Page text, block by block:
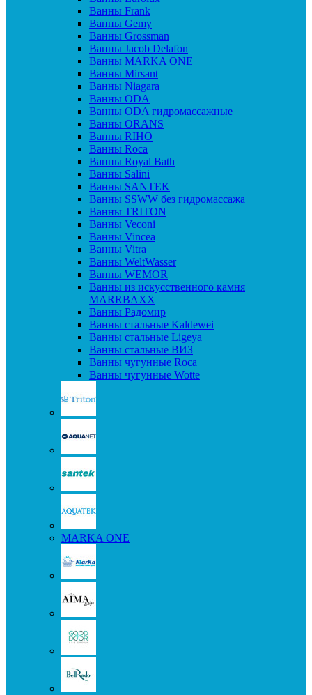
Ванны Frank
Ванны Gemy
Ванны Grossman
Ванны Jacob Delafon
Ванны MARKA ONE
Ванны Mirsant
Ванны Niagara
Ванны ODA
Ванны ODA гидромассажные
Ванны ORANS
Ванны RIHO
Ванны Roca
Ванны Royal Bath
Ванны Salini
Ванны SANTEK
Ванны SSWW без гидромассажа
Ванны TRITON
Ванны Veconi
Ванны Vincea
Ванны Vitra
Ванны WeltWasser
Ванны WEMOR
Ванны из искусственного камня
MARRBAXX
Ванны Радомир
Ванны стальные Kaldewei
Ванны стальные Ligeya
Ванны стальные ВИЗ
Ванны чугунные Roca
Ванны чугунные Wotte
MARKA ONE